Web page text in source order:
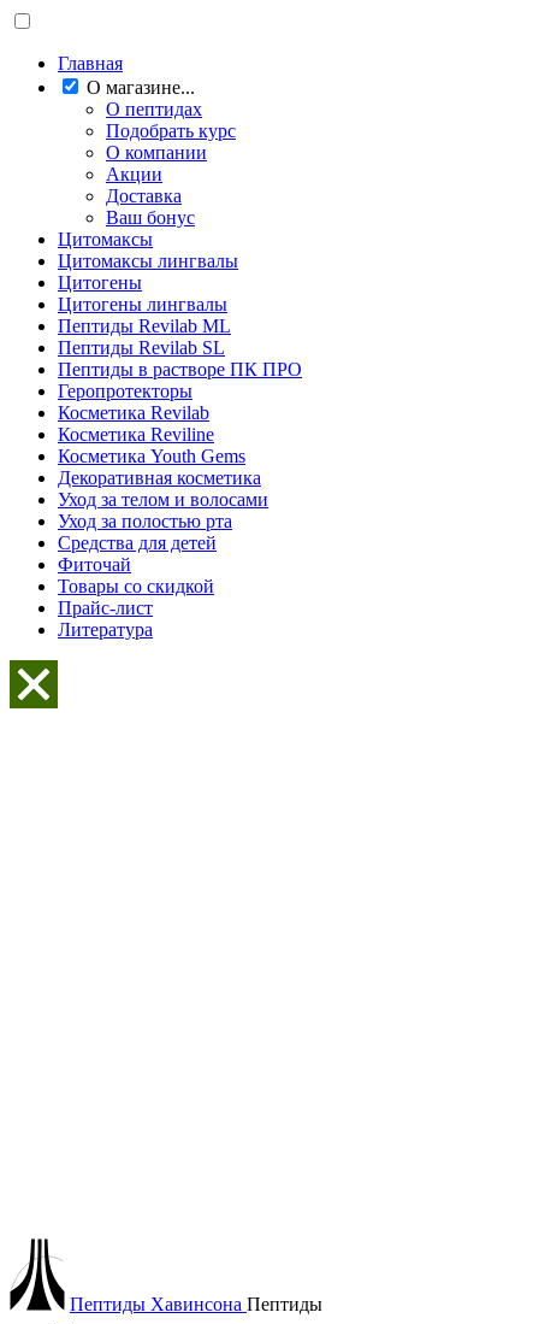
Главная
О магазине...
О пептидах
Подобрать курс
О компании
Акции
Доставка
Ваш бонус
Цитомаксы
Цитомаксы лингвалы
Цитогены
Цитогены лингвалы
Пептиды Revilab ML
Пептиды Revilab SL
Пептиды в растворе ПК ПРО
Геропротекторы
Косметика Revilab
Косметика Reviline
Косметика Youth Gems
Декоративная косметика
Уход за телом и волосами
Уход за полостью рта
Средства для детей
Фиточай
Товары со скидкой
Прайс-лист
Литература
Пептиды Хавинсона Пептиды